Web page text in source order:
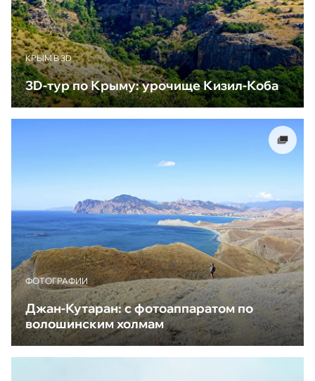
КРЫМ В 3D
3D-тур по Крыму: урочище Кизил-Коба
ФОТОГРАФИИ
Джан-Кутаран: с фотоаппаратом по
волошинским холмам